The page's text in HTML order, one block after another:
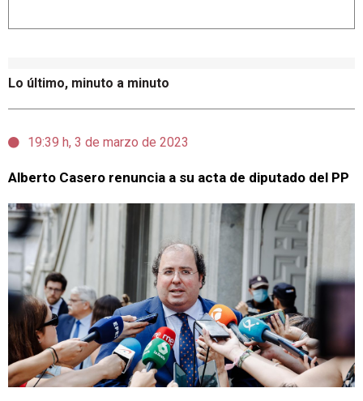
Lo último, minuto a minuto
19:39 h, 3 de marzo de 2023
Alberto Casero renuncia a su acta de diputado del PP